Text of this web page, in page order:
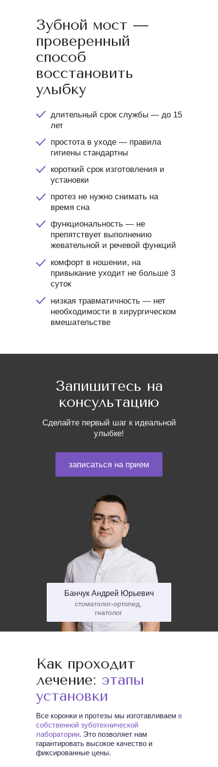
Зубной мост —
проверенный
способ
восстановить
улыбку
длительный срок службы — до 15
лет
протез не нужно снимать на
время сна
простота в уходе — правила
гигиены стандартны
короткий срок изготовления и
установки
функциональность — не
препятствует выполнению
жевательной и речевой функций
низкая травматичность — нет
необходимости в хирургическом
вмешательстве
комфорт в ношении, на
привыкание уходит не больше 3
суток
Запишитесь на
консультацию
Сделайте первый шаг к идеальной
улыбке!
записаться на прием
Банчук Андрей Юрьевич
стоматолог-ортопед,
гнатолог
Как проходит
лечение: этапы
установки
Все коронки и протезы мы изготавливаем в
собственной зуботехнической
лаборатории. Это позволяет нам
гарантировать высокое качество и
фиксированные цены.